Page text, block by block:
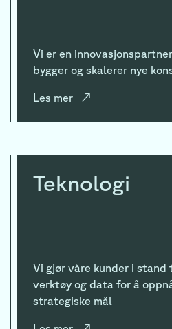
Vi er en
bygger og skalerer nye
Les mer ↗
Teknologi
Vi gjør våre kunder i stand
verktøy og data for å
strategiske mål